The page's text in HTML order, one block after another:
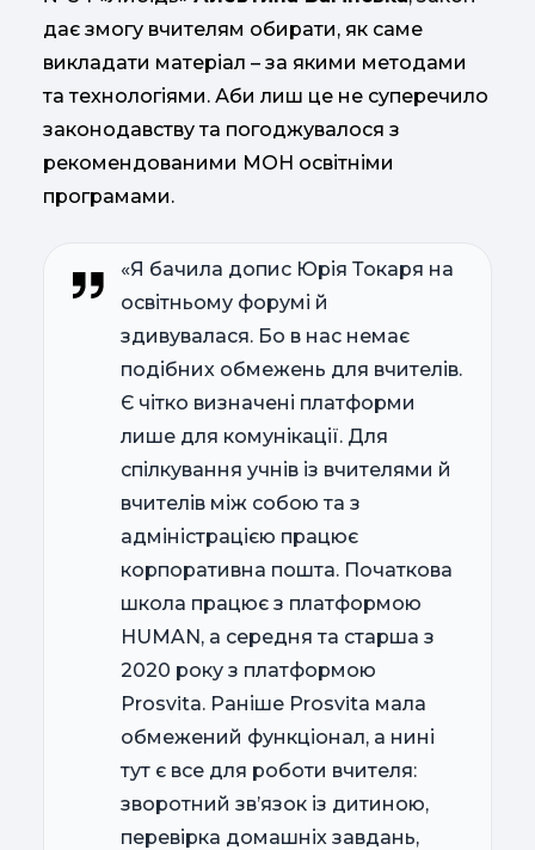
дає змогу вчителям обирати, як саме
викладати матеріал – за якими методами
та технологіями. Аби лиш це не суперечило
законодавству та погоджувалося з
рекомендованими МОН освітніми
програмами.
«Я бачила допис Юрія Токаря на
освітньому форумі й
здивувалася. Бо в нас немає
подібних обмежень для вчителів.
Є чітко визначені платформи
лише для комунікації. Для
спілкування учнів із вчителями й
вчителів між собою та з
адміністрацією працює
корпоративна пошта. Початкова
школа працює з платформою
HUMAN, а середня та старша з
2020 року з платформою
Prosvita. Раніше Prosvita мала
обмежений функціонал, а нині
тут є все для роботи вчителя:
зворотний зв’язок із дитиною,
перевірка домашніх завдань,